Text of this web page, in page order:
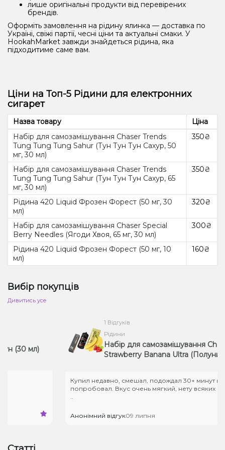
лише оригінальні продукти від перевірених
брендів.
Оформіть замовлення на рідину ялинка — доставка по
Україні, свіжі партії, чесні ціни та актуальні смаки. У
HookahMarket завжди знайдеться рідина, яка
підходитиме саме вам.
Ціни на Топ-5 Рідини для електронних
сигарет
Назва товару
Ціна
Набір для самозамішування Chaser Trends
Tung Tung Tung Sahur (Тун Тун Тун Сахур, 50
мг, 30 мл)
350₴
Набір для самозамішування Chaser Trends
Tung Tung Tung Sahur (Тун Тун Тун Сахур, 65
мг, 30 мл)
350₴
Рідина 420 Liquid Фрозен Форест (50 мг, 30
мл)
320₴
Набір для самозамішування Chaser Special
Berry Needles (Ягоди Хвоя, 65 мг, 30 мл)
300₴
Рідина 420 Liquid Фрозен Форест (50 мг, 10
мл)
160₴
Вибір покупців
Дивитись усе
мл)
1 Відгуків
Рідини
Набір для самозамішування Chaser Mix
Strawberry Banana Ultra (Полуниця
Купил недавно, смешал, подождал 30+ минут и
попробовал. Вкус очень мягкий, нету всяких
Анонімний відгук09 липня